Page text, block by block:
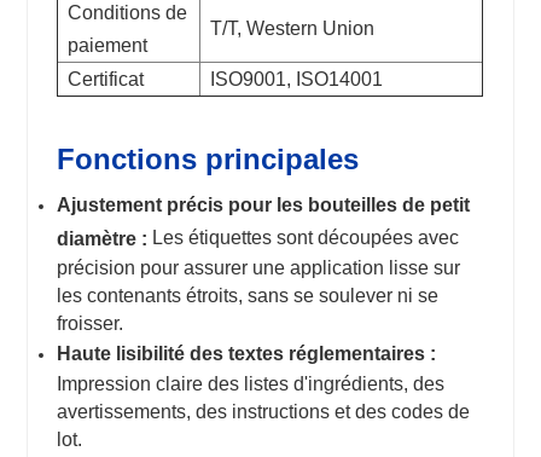
Conditions de
paiement
T/T, Western Union
Certificat ISO9001, ISO14001
Fonctions principales
Ajustement précis pour les bouteilles de petit
diamètre : Les étiquettes sont découpées avec
précision pour assurer une application lisse sur
les contenants étroits, sans se soulever ni se
froisser.
Haute lisibilité des textes réglementaires :
Impression claire des listes d'ingrédients, des
avertissements, des instructions et des codes de
lot.